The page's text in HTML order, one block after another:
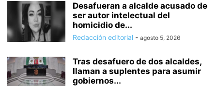
Desafueran a alcalde acusado de
ser autor intelectual del
homicidio de...
Redacción editorial - agosto 5, 2026
Tras desafuero de dos alcaldes,
llaman a suplentes para asumir
gobiernos...